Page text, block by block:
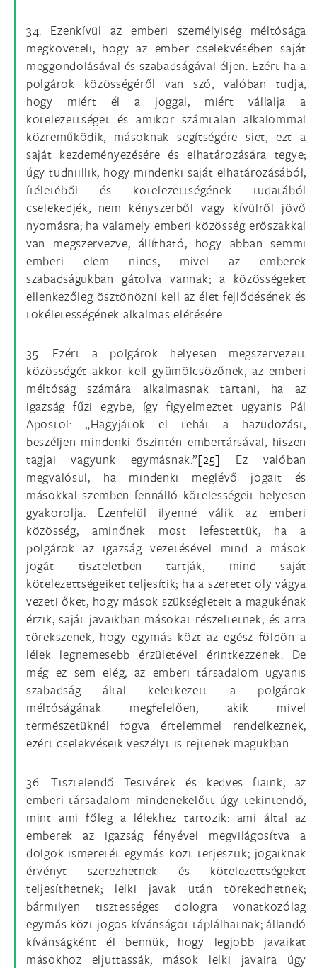
34. Ezenkívül az emberi személyiség méltósága
megköveteli, hogy az ember cselekvésében saját
meggondolásával és szabadságával éljen. Ezért ha a
polgárok közösségéről van szó, valóban tudja,
hogy miért él a joggal, miért vállalja a
kötelezettséget és amikor számtalan alkalommal
közreműködik, másoknak segítségére siet, ezt a
saját kezdeményezésére és elhatározására tegye;
úgy tudniillik, hogy mindenki saját elhatározásából,
ítéletéből és kötelezettségének tudatából
cselekedjék, nem kényszerből vagy kívülről jövő
nyomásra; ha valamely emberi közösség erőszakkal
van megszervezve, állítható, hogy abban semmi
emberi elem nincs, mivel az emberek
szabadságukban gátolva vannak; a közösségeket
ellenkezőleg ösztönözni kell az élet fejlődésének és
tökéletességének alkalmas elérésére.
35. Ezért a polgárok helyesen megszervezett
közösségét akkor kell gyümölcsözőnek, az emberi
méltóság számára alkalmasnak tartani, ha az
igazság fűzi egybe; így figyelmeztet ugyanis Pál
Apostol: „Hagyjátok el tehát a hazudozást,
beszéljen mindenki őszintén embertársával, hiszen
tagjai vagyunk egymásnak.”[25] Ez valóban
megvalósul, ha mindenki meglévő jogait és
másokkal szemben fennálló kötelességeit helyesen
gyakorolja. Ezenfelül ilyenné válik az emberi
közösség, aminőnek most lefestettük, ha a
polgárok az igazság vezetésével mind a mások
jogát tiszteletben tartják, mind saját
kötelezettségeiket teljesítik; ha a szeretet oly vágya
vezeti őket, hogy mások szükségleteit a magukénak
érzik, saját javaikban másokat részeltetnek, és arra
törekszenek, hogy egymás közt az egész földön a
lélek legnemesebb érzületével érintkezzenek. De
még ez sem elég; az emberi társadalom ugyanis
szabadság által keletkezett a polgárok
méltóságának megfelelően, akik mivel
természetüknél fogva értelemmel rendelkeznek,
ezért cselekvéseik veszélyt is rejtenek magukban.
36. Tisztelendő Testvérek és kedves fiaink, az
emberi társadalom mindenekelőtt úgy tekintendő,
mint ami főleg a lélekhez tartozik: ami által az
emberek az igazság fényével megvilágosítva a
dolgok ismeretét egymás közt terjesztik; jogaiknak
érvényt szerezhetnek és kötelezettségeket
teljesíthetnek; lelki javak után törekedhetnek;
bármilyen tisztességes dologra vonatkozólag
egymás közt jogos kívánságot táplálhatnak; állandó
kívánságként él bennük, hogy legjobb javaikat
másokhoz eljuttassák; mások lelki javaira úgy